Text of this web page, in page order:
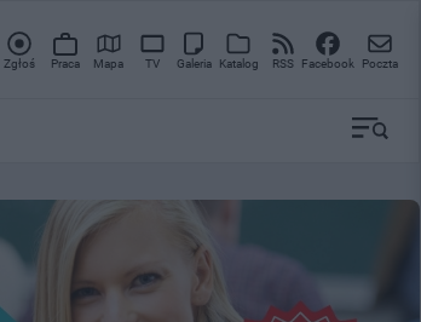
Zgłoś Praca Mapa TV Galeria Katalog RSS Facebook Poczta